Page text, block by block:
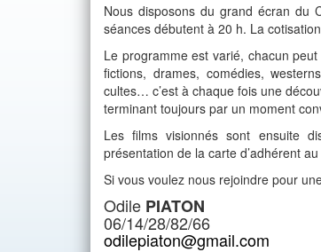
Nous disposons du grand écran du
séances débutent à 20 h. La
Le programme est varié, chacun
fictions, drames, comédies,
cultes… c’est à chaque fois une
terminant toujours par un moment
Les films visionnés sont ensuite
présentation de la carte d’adhérent
Si vous voulez nous rejoindre pour
Odile PIATON
06/14/28/82/66
odilepiaton@gmail.com